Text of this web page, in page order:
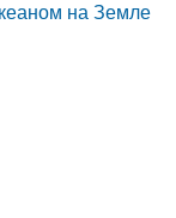
на Земле